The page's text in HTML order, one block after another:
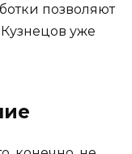
позволяют
уже